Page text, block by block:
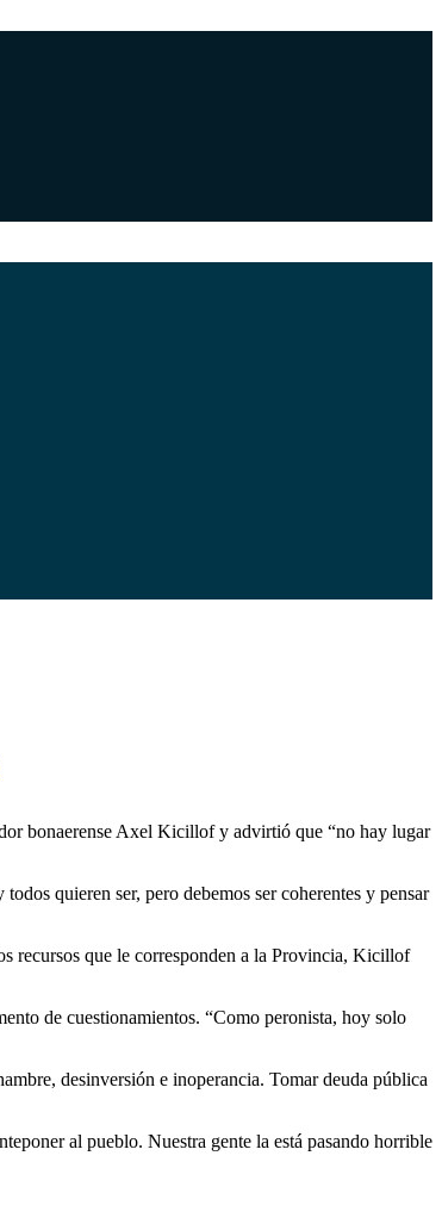
bonaerense Axel Kicillof y advirtió que “no hay lugar
quieren ser, pero debemos ser coherentes y pensar
recursos que le corresponden a la Provincia, Kicillof
de cuestionamientos. “Como peronista, hoy solo
desinversión e inoperancia. Tomar deuda pública
al pueblo. Nuestra gente la está pasando horrible